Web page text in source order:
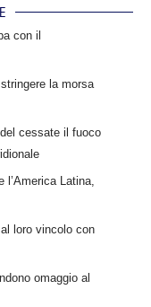
con il
la morsa
cessate il fuoco
l’America Latina,
loro vincolo con
omaggio al